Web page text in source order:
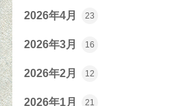
2026年4月 23
2026年3月 16
2026年2月 12
2026年1月 21